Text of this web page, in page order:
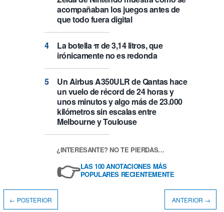
acompañaban los juegos antes de
que todo fuera digital
La botella π de 3,14 litros, que
irónicamente no es redonda
Un Airbus A350ULR de Qantas hace
un vuelo de récord de 24 horas y
unos minutos y algo más de 23.000
kilómetros sin escalas entre
Melbourne y Toulouse
¿INTERESANTE? NO TE PIERDAS…
👉LAS 100 ANOTACIONES MÁS
POPULARES RECIENTEMENTE
← POSTERIOR ANTERIOR →